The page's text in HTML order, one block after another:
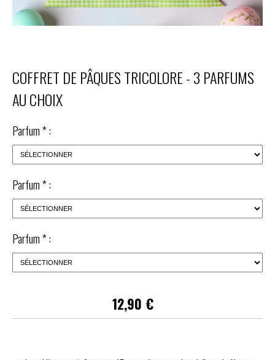
COFFRET DE PÂQUES TRICOLORE - 3 PARFUMS
AU CHOIX
Parfum*:
Parfum*:
Parfum*:
12,90 €